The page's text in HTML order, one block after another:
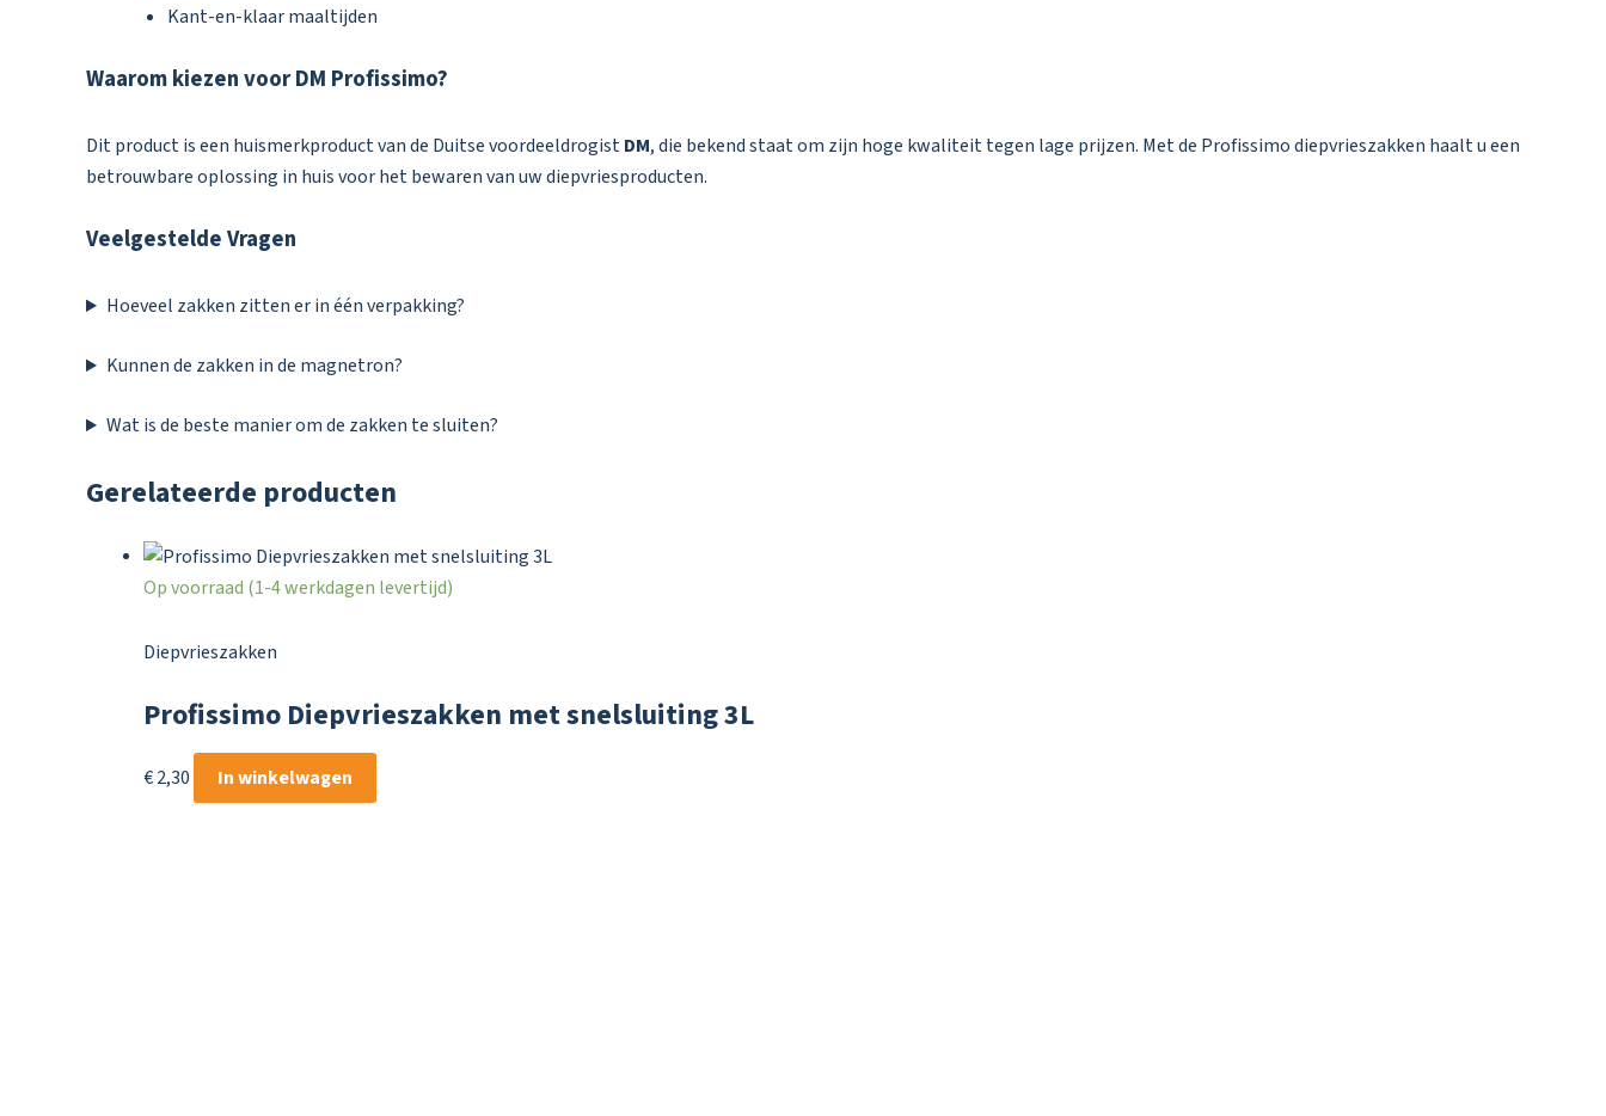
Kant-en-klaar maaltijden
Waarom kiezen voor DM Profissimo?
Dit product is een huismerkproduct van de Duitse voordeeldrogistDM, die bekend staat om zijn hoge kwaliteit tegen lage prijzen. Met de Profissimo diepvrieszakken haalt u een
betrouwbare oplossing in huis voor het bewaren van uw diepvriesproducten.
Veelgestelde Vragen
Hoeveel zakken zitten er in één verpakking?
Kunnen de zakken in de magnetron?
Wat is de beste manier om de zakken te sluiten?
Gerelateerde producten
Op voorraad (1-4 werkdagen levertijd)
Diepvrieszakken
Profissimo Diepvrieszakken met snelsluiting 3L
€2,30 In winkelwagen